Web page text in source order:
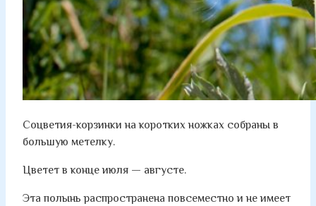
Соцветия-корзинки на коротких ножках собраны в
большую метелку.
Цветет в конце июля — августе.
Эта полынь распространена повсеместно и не имеет